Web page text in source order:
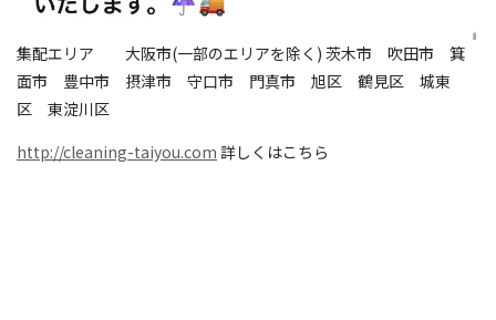
集配エリア 大阪市(一部のエリアを除く) 茨木市 吹田市 箕
面市 豊中市 摂津市 守口市 門真市 旭区 鶴見区 城東
区 東淀川区
http://cleaning-taiyou.com 詳しくはこちら